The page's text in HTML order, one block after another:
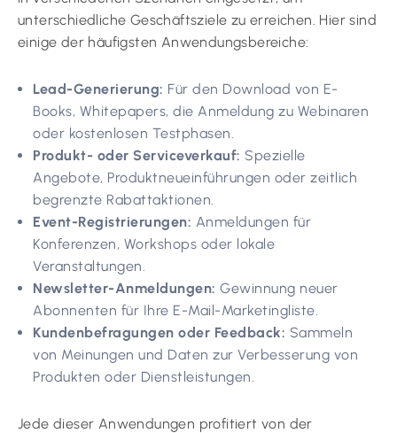
unterschiedliche Geschäftsziele zu erreichen. Hier sind
einige der häufigsten Anwendungsbereiche:
Lead-Generierung: Für den Download von E-
Books, Whitepapers, die Anmeldung zu Webinaren
oder kostenlosen Testphasen.
Produkt- oder Serviceverkauf: Spezielle
Angebote, Produktneueinführungen oder zeitlich
begrenzte Rabattaktionen.
Event-Registrierungen: Anmeldungen für
Konferenzen, Workshops oder lokale
Veranstaltungen.
Newsletter-Anmeldungen: Gewinnung neuer
Abonnenten für Ihre E-Mail-Marketingliste.
Kundenbefragungen oder Feedback: Sammeln
von Meinungen und Daten zur Verbesserung von
Produkten oder Dienstleistungen.
Jede dieser Anwendungen profitiert von der